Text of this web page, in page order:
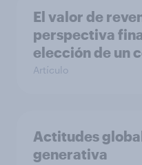
El valor de
perspectiva
elección de un
Artículo
Actitudes
generativa